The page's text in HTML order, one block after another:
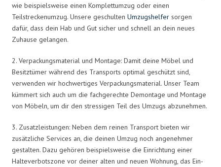
wie beispielsweise einen Komplettumzug oder einen
Teilstreckenumzug. Unsere geschulten Umzugshelfer sorgen
dafür, dass dein Hab und Gut sicher und schnell an dein neues
Zuhause gelangen.
2. Verpackungsmaterial und Montage: Damit deine Möbel und
Besitztümer während des Transports optimal geschützt sind,
verwenden wir hochwertiges Verpackungsmaterial. Unser Team
kümmert sich auch um die fachgerechte Demontage und Montage
von Möbeln, um dir den stressigen Teil des Umzugs abzunehmen.
3. Zusatzleistungen: Neben dem reinen Transport bieten wir
zusätzliche Services an, die deinen Umzug noch angenehmer
gestalten. Dazu gehören beispielsweise die Einrichtung einer
Halteverbotszone vor deiner alten und neuen Wohnung, das Ein-